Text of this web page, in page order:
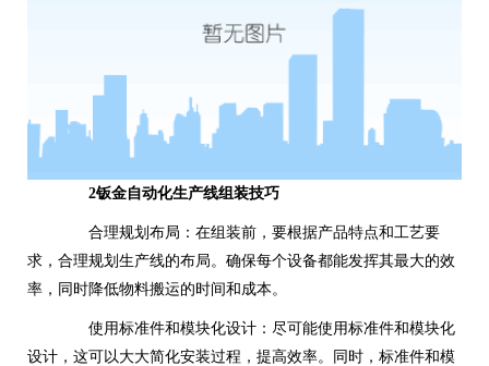
2钣金自动化生产线组装技巧
合理规划布局：在组装前，要根据产品特点和工艺要
求，合理规划生产线的布局。确保每个设备都能发挥其最大的效
率，同时降低物料搬运的时间和成本。
使用标准件和模块化设计：尽可能使用标准件和模块化
设计，这可以大大简化安装过程，提高效率。同时，标准件和模